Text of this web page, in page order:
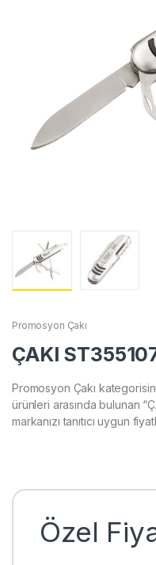
Promosyon Çakı
ÇAKI
Promosyon Çakı
ürünleri arasında bulunan
markanızı tanıtıcı uygun
Özel